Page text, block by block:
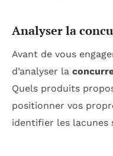
Analyser la
Avant de vous
d’analyser la
Quels produits
positionner vos
identifier les lacunes